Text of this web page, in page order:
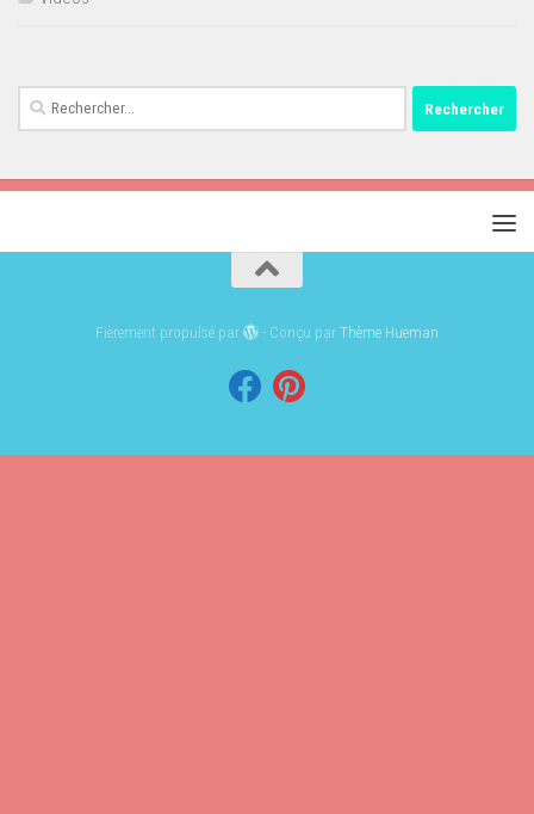
Rechercher :
Fièrement propulsé par - Conçu parThème Hueman